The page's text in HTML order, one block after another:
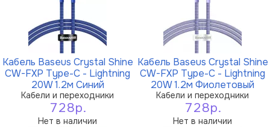
Кабель Baseus Crystal Shine
CW-FXP Type-C - Lightning
20W 1.2м Синий
Кабели и переходники
728р.
Нет в наличии
Кабель Baseus Crystal Shine
CW-FXP Type-C - Lightning
20W 1.2м Фиолетовый
Кабели и переходники
728р.
Нет в наличии